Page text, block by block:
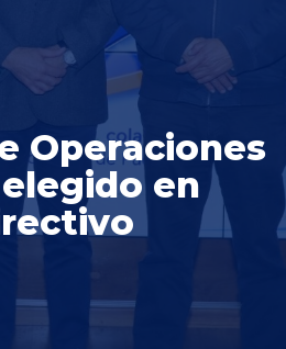
Operaciones
en